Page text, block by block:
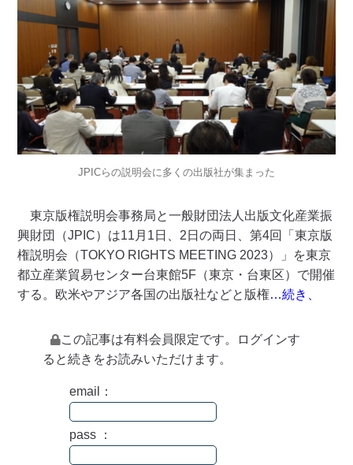
JPICらの説明会に多くの出版社が集まった
東京版権説明会事務局と一般財団法人出版文化産業振
興財団（JPIC）は11月1日、2日の両日、第4回「東京版
権説明会（TOKYO RIGHTS MEETING 2023）」を東京
都立産業貿易センター台東館5F（東京・台東区）で開催
する。欧米やアジア各国の出版社などと版権…続き、
この記事は有料会員限定です。ログインす
ると続きをお読みいただけます。
email：
pass ：